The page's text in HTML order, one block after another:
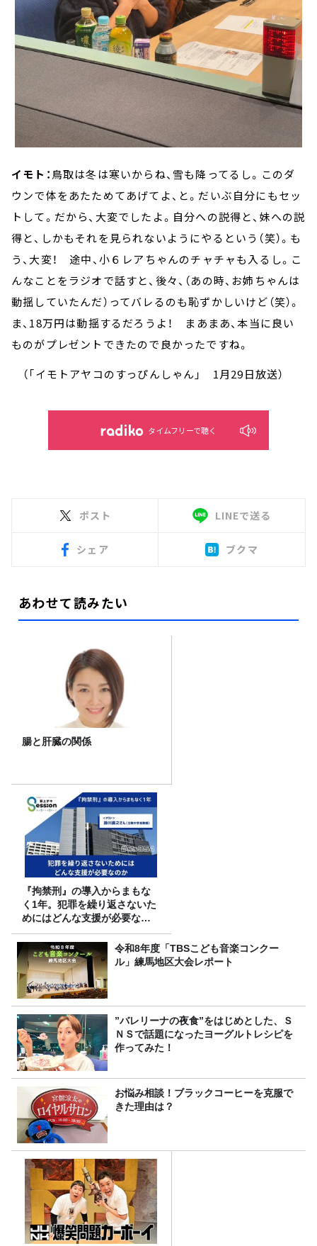
イモト：鳥取は冬は寒いからね、雪も降ってるし。このダ
ウンで体をあたためてあげてよ、と。だいぶ自分にもセッ
トして。だから、大変でしたよ。自分への説得と、妹への説
得と、しかもそれを見られないようにやるという（笑）。も
う、大変！ 途中、小６レアちゃんのチャチャも入るし。こ
んなことをラジオで話すと、後々、（あの時、お姉ちゃんは
動揺していたんだ）ってバレるのも恥ずかしいけど（笑）。
ま、18万円は動揺するだろうよ！ まあまあ、本当に良い
ものがプレゼントできたので良かったですね。
（「イモトアヤコのすっぴんしゃん」 1月29日放送）
タイムフリーで聴く
ポスト LINEで送る
シェア ブクマ
あわせて読みたい
腸と肝臓の関係
『拘禁刑』の導入からまもな
く1年。犯罪を繰り返さないた
めにはどんな支援が必要なの
か
令和8年度「TBSこども音楽コンクー
ル」練馬地区大会レポート
”バレリーナの夜食”をはじめとした、Ｓ
ＮＳで話題になったヨーグルトレシピを
作ってみた！
お悩み相談！ブラックコーヒーを克服で
きた理由は？